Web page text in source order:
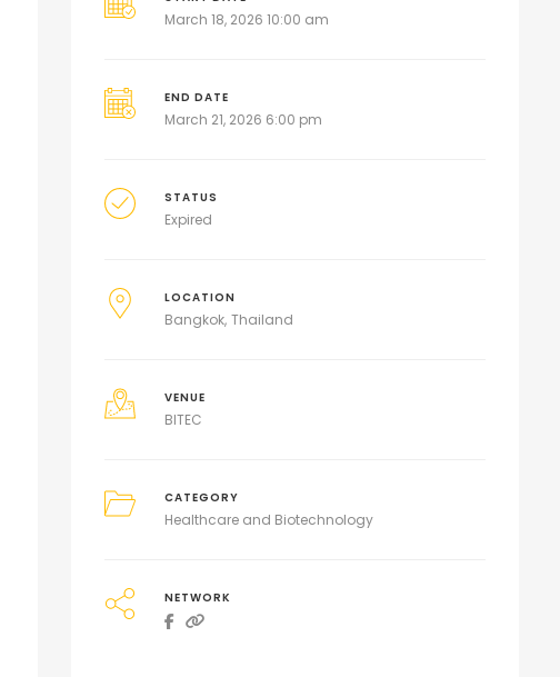
March 18, 2026 10:00 am
END DATE
March 21, 2026 6:00 pm
STATUS
Expired
LOCATION
Bangkok Thailand
VENUE
BITEC
CATEGORY
Healthcare and Biotechnology
NETWORK